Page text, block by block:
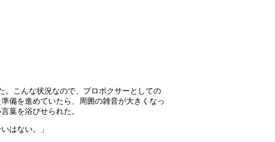
こんな状況なので、プロボクサーとしての
備を進めていたら、周囲の雑音が大きくなっ
葉を浴びせられた。
はない。」